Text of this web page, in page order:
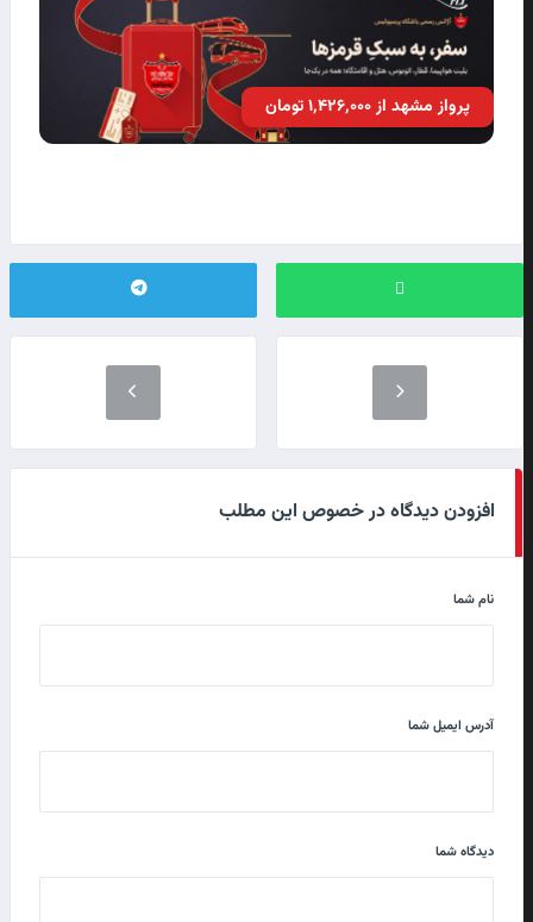
پرواز مشهد از ۱٬۴۲۶٬۰۰۰ تومان
افزودن دیدگاه در خصوص این مطلب
نام شما
آدرس ایمیل شما
دیدگاه شما